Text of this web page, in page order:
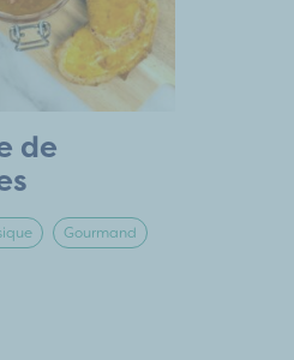
de
Gourmand